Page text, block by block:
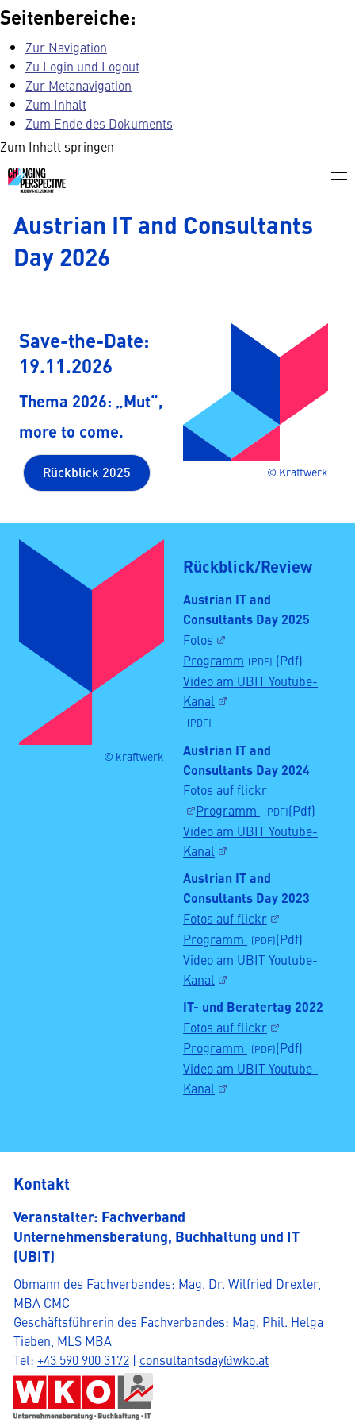
Seitenbereiche:
Zur Navigation
Zu Login und Logout
Zur Metanavigation
Zum Inhalt
Zum Ende des Dokuments
Zum Inhalt springen
Austrian IT and Consultants
Day 2026
Save-the-Date:
19.11.2026
Thema 2026: „Mut“,
more to come.
Rückblick 2025 © Kraftwerk
© kraftwerk
Rückblick/Review
Austrian IT and
Consultants Day 2025
Fotos
Programm
(Pdf)
Video am UBIT Youtube-
Kanal
Austrian IT and
Consultants Day 2024
Fotos auf flickr
Programm
(Pdf)
Video am UBIT Youtube-
Kanal
Austrian IT and
Consultants Day 2023
Fotos auf flickr
Programm
(Pdf)
Video am UBIT Youtube-
Kanal
IT- und Beratertag 2022
Fotos auf flickr
Programm
(Pdf)
Video am UBIT Youtube-
Kanal
Kontakt
Veranstalter: Fachverband
Unternehmensberatung, Buchhaltung und IT
(UBIT)
Obmann des Fachverbandes: Mag. Dr. Wilfried Drexler,
MBA CMC
Geschäftsführerin des Fachverbandes: Mag. Phil. Helga
Tieben, MLS MBA
Tel: +43 590 900 3172 | consultantsday@wko.at
D